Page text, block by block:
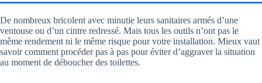
De nombreux bricolent avec minutie leurs sanitaires armés d’une
ventouse ou d’un cintre redressé. Mais tous les outils n’ont pas le
même rendement ni le même risque pour votre installation. Mieux vaut
savoir comment procéder pas à pas pour éviter d’aggraver la situation
au moment de déboucher des toilettes.